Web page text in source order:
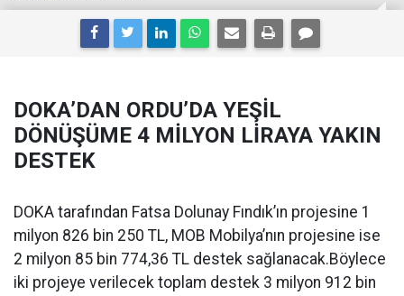
DOKA’DAN ORDU’DA YEŞİL
DÖNÜŞÜME 4 MİLYON LİRAYA YAKIN
DESTEK
DOKA tarafından Fatsa Dolunay Fındık’ın projesine 1
milyon 826 bin 250 TL, MOB Mobilya’nın projesine ise
2 milyon 85 bin 774,36 TL destek sağlanacak.Böylece
iki projeye verilecek toplam destek 3 milyon 912 bin